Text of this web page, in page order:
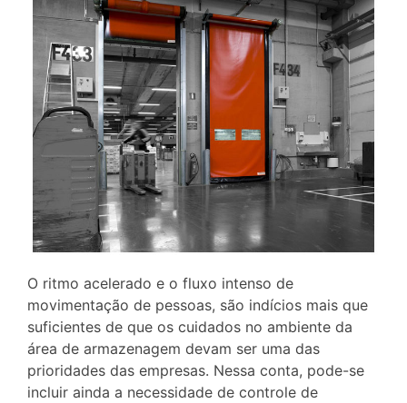
O ritmo acelerado e o fluxo intenso de
movimentação de pessoas, são indícios mais que
suficientes de que os cuidados no ambiente da
área de armazenagem devam ser uma das
prioridades das empresas. Nessa conta, pode-se
incluir ainda a necessidade de controle de